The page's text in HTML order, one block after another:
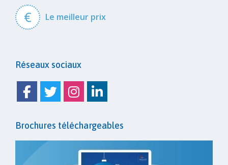
€ Le meilleur prix
Réseaux sociaux
Facebook
TwitterInstagram
Linkedin
Brochures téléchargeables